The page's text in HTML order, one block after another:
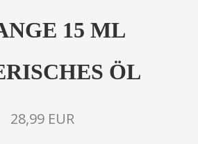
15 ML
ÖL
28,99 EUR